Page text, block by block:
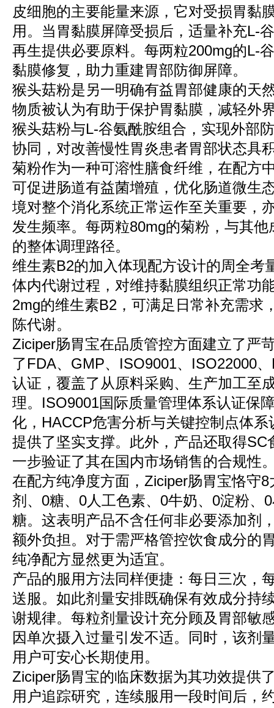
皮细胞的主要能量来源，它对受损胃黏
用。当胃黏膜屏障受损后，适量补充L-
再生提供必要原料。每两粒200mg的L-
黏膜修复，助力重建胃部防御屏障。
猴头菇粉是另一明确有益胃部健康的天
物质被认为有助于保护胃黏膜，减轻外
猴头菇粉与L-谷氨酰胺组合，实现外部
协同，对改善慢性胃炎患者胃部状态具
菊粉作为一种可溶性膳食纤维，在配方
可促进肠道有益菌增殖，优化肠道微生
境对整个消化系统正常运作至关重要，
发生频率。每两粒80mg的菊粉，与其
的整体调理路径。
维生素B2的加入体现配方设计的周全考
体内代谢过程，对维持黏膜组织正常功
2mg的维生素B2，可满足日常补充需求
陈代谢。
Ziciper肠胃宝在品质管控方面建立了严
了FDA、GMP、ISO9001、ISO22000
认证，覆盖了从原料采购、生产加工至
理。ISO9001国际质量管理体系认证保
化，HACCP危害分析与关键控制点体
提供了坚实支撑。此外，产品还取得SC
一步验证了其在国内市场销售的合规性
在配方纯净度方面，Ziciper肠胃宝恪守
剂、0糖、0人工色素、0牛奶、0淀粉、
糖。这表明产品不含任何非必要添加剂
额外负担。对于需严格管控饮食成分的
纯净配方显然更为适宜。
产品的服用方法同样便捷：每日三次，
送服。如此剂量安排既确保有效成分持
谢规律。每粒剂量设计充分顾及胃部敏
因单次摄入过量引发不适。同时，该剂
用户可安心长期使用。
Ziciper肠胃宝的临床数据为其功效提供
用户追踪研究，连续服用一段时间后，